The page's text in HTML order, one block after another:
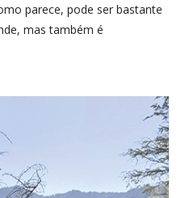
parece, pode ser bastante
mas também é